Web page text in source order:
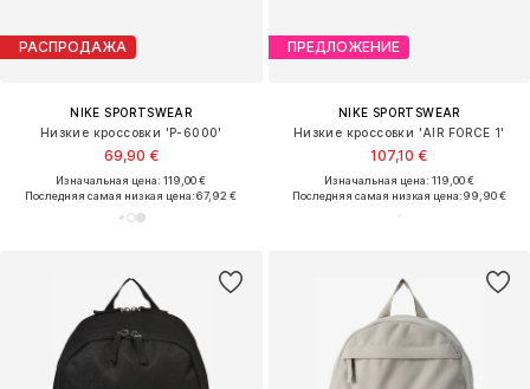
РАСПРОДАЖА
NIKE SPORTSWEAR
Низкие кроссовки 'P-6000'
69,90 €
Изначальная цена: 119,00 €
Последняя самая низкая цена:67,92 €
ПРЕДЛОЖЕНИЕ
NIKE SPORTSWEAR
Низкие кроссовки 'AIR FORCE 1'
107,10 €
Изначальная цена: 119,00 €
Последняя самая низкая цена:99,90 €